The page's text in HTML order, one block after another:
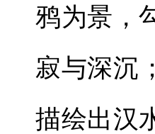
鸦为景，
寂与深沉
描绘出汉